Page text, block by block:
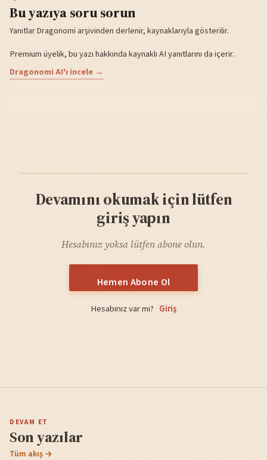
Bu yazıya soru sorun
Yanıtlar Dragonomi arşivinden derlenir, kaynaklarıyla gösterilir.
Premium üyelik, bu yazı hakkında kaynaklı AI yanıtlarını da içerir.
Dragonomi AI'ı incele →
Devamını okumak için lütfen
giriş yapın
Hesabınız yoksa lütfen abone olun.
Hemen Abone Ol
Hesabınız var mı? Giriş
DEVAM ET
Son yazılar
Tüm akış →